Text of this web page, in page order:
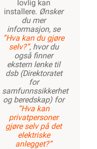
lovlig kan
installere. Ønsker
du mer
informasjon, se
”Hva kan du gjøre
selv?”, hvor du
også finner
ekstern lenke til
dsb (Direktoratet
for
samfunnssikkerhet
og beredskap) for
“Hva kan
privatpersoner
gjøre selv på det
elektriske
anlegget?”